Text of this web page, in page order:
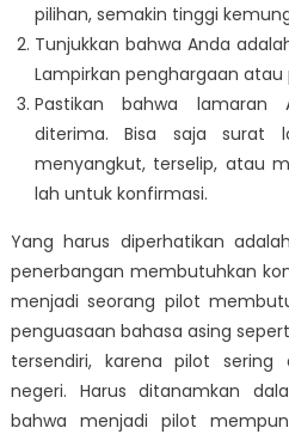
pilihan, semakin tinggi
Tunjukkan bahwa Anda
Lampirkan penghargaan
Pastikan bahwa lamaran
diterima. Bisa saja surat
menyangkut, terselip, atau
lah untuk konfirmasi.
Yang harus diperhatikan
penerbangan membutuhkan
menjadi seorang pilot
penguasaan bahasa asing
tersendiri, karena pilot
negeri. Harus ditanamkan
bahwa menjadi pilot